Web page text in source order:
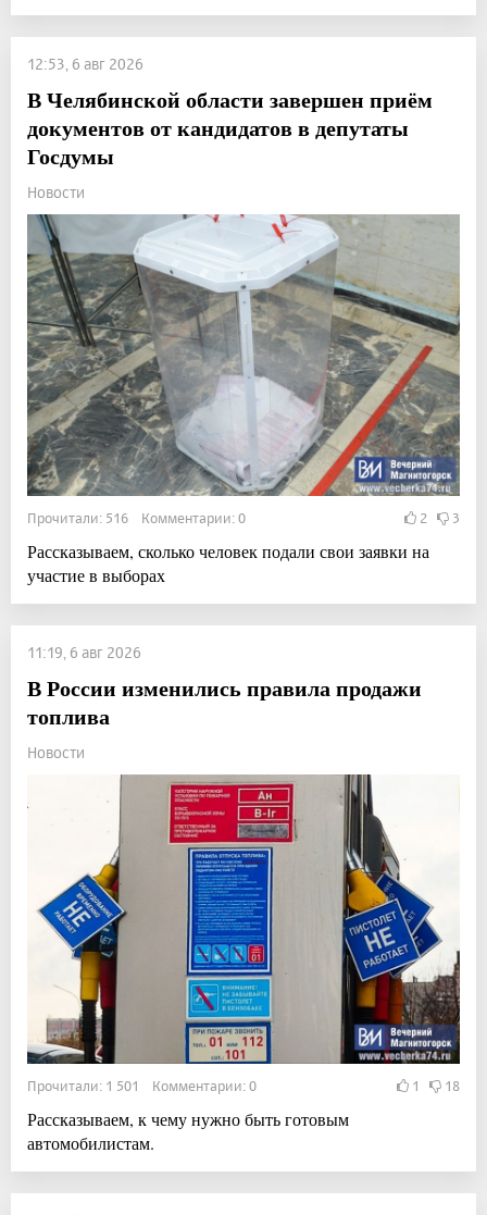
12:53, 6 авг 2026
В Челябинской области завершен приём
документов от кандидатов в депутаты
Госдумы
Новости
Прочитали: 516 Комментарии: 0 2 3
Рассказываем, сколько человек подали свои заявки на
участие в выборах
11:19, 6 авг 2026
В России изменились правила продажи
топлива
Новости
Прочитали: 1 501 Комментарии: 0 1 18
Рассказываем, к чему нужно быть готовым
автомобилистам.